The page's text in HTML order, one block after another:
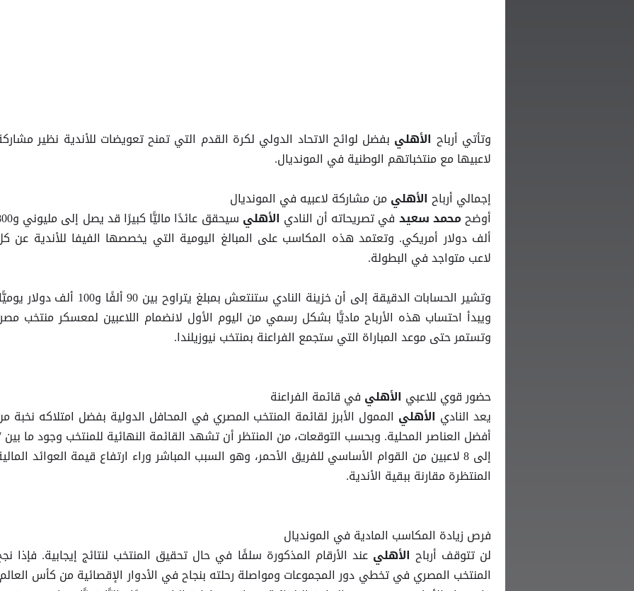
وتأتي أرباح الأهلي بفضل لوائح الاتحاد الدولي لكرة القدم التي تمنح تعويضات للأندية نظير
لاعبيها مع منتخباتهم الوطنية في المونديال.
إجمالي أرباح الأهلي من مشاركة لاعبيه في المونديال
أوضحمحمد سعيد في تصريحاته أن النادي الأهلي
سيحقق عائدًا ماليًّا كبيرًا
ألف دولار أمريكي. وتعتمد هذه المكاسب على المبالغ اليومية التي يخصصها الفيفا للأندية عن
لاعب متواجد في البطولة.
وتشير الحسابات الدقيقة إلى أن خزينة النادي ستنتعش بمبلغ يتراوح بين 90 ألفًا و100 ألف
ويبدأ احتساب هذه الأرباح ماديًّا بشكل رسمي من اليوم الأول لانضمام اللاعبين لمعسكر منتخب
وتستمر حتى موعد المباراة التي ستجمع الفراعنة بمنتخب نيوزيلندا.
حضور قوي للاعبي الأهلي في قائمة الفراعنة
يعد النادي الأهلي الممول الأبرز لقائمة المنتخب المصري في المحافل الدولية بفضل امتلاكه نخبة
أفضل العناصر
إلى 8 لاعبين من القوام الأساسي للفريق الأحمر، وهو السبب المباشر وراء ارتفاع قيمة العوائد
المنتظرة مقارنة ببقية الأندية.
فرص زيادة المكاسب المادية في المونديال
لن تتوقف أرباح الأهليعند الأرقام المذكورة سلفًا في حال تحقيق المنتخب لنتائج إيجابية. فإذا
المنتخب المصري في تخطي دور المجموعات ومواصلة رحلته بنجاح في الأدوار الإقصائية من كأس